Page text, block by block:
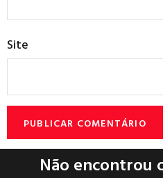
Site
Não encontrou